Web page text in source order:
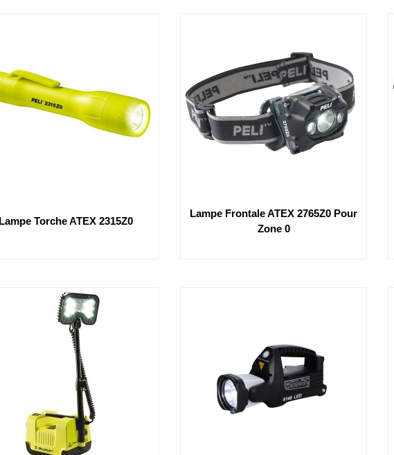
Lampe Torche ATEX 2315Z0
Lampe Frontale ATEX 2765Z0 Pour
Zone 0